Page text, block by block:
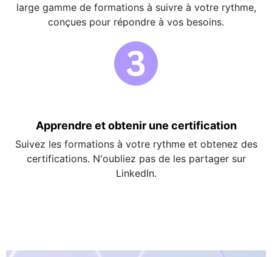
large gamme de formations à suivre à votre rythme,
conçues pour répondre à vos besoins.
Apprendre et obtenir une certification
Suivez les formations à votre rythme et obtenez des
certifications. N'oubliez pas de les partager sur
LinkedIn.